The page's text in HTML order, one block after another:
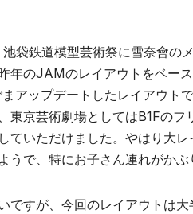
袋鉄道模型芸術祭に雪奈會の
年のJAMのレイアウトをベー
アップデートしたレイアウト
東京芸術劇場としてはB1Fの
ていただけました。やはり大
うで、特にお子さん連れがかぶ
ですが、今回のレイアウトは